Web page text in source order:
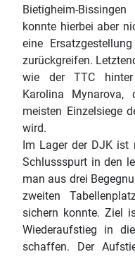
Bietigheim-
konnte hierbei aber
eine
zurückgreifen.
wie der TTC hinter
Karolina
meisten Einzelsiege
wird.
Im Lager der DJK ist
Schlussspurt in den
man aus drei
zweiten
sichern konnte. Ziel
Wiederaufstieg in
schaffen. Der